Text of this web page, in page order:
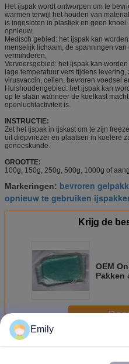
Het ijspak wordt ontworpen om te
warmen terwijl het houden van
is ingesloten in plastiek en geen
opnieuw.
Medisch gebied: het ijspak kan
menselijk lichaam, de spanningen
verminderen,
Vervoersgebied: het ijspak kan
lage temperatuur vers tijdens
virusvaccin, cellen, bevroren voedsel
Huishoudengebied: het ijspak kan
op te slaan wanneer de koelkast
openluchtactiviteit is.
INSTRUCTIE:
Zet het ijspak in ijskast om te zijn
uit diepvriezer en plaatsen in koelere
geneeskunde.
GROOTTE:
100g, 150g, 250g, 500g, 1000g of
Markeringen: bevroren
opnieuw te gebruiken
Krijg de
OEM
Pakken
MeerDe Pakken van het
Emily